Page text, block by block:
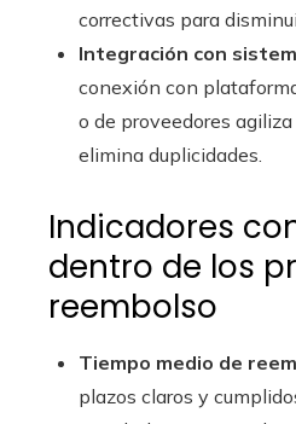
correctivas para
Integración con
conexión con
o de proveedores
elimina duplicidades.
Indicadores
dentro de los
reembolso
Tiempo medio de
plazos claros y